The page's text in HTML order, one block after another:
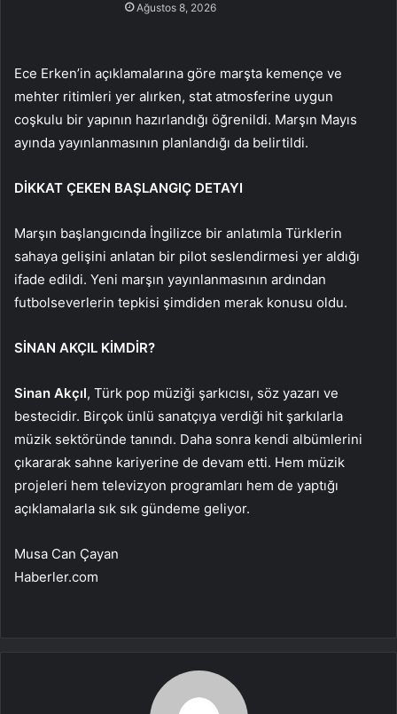
Ağustos 8, 2026
Ece Erken’in açıklamalarına göre marşta kemençe ve
mehter ritimleri yer alırken, stat atmosferine uygun
coşkulu bir yapının hazırlandığı öğrenildi. Marşın Mayıs
ayında yayınlanmasının planlandığı da belirtildi.
DİKKAT ÇEKEN BAŞLANGIÇ DETAYI
Marşın başlangıcında İngilizce bir anlatımla Türklerin
sahaya gelişini anlatan bir pilot seslendirmesi yer aldığı
ifade edildi. Yeni marşın yayınlanmasının ardından
futbolseverlerin tepkisi şimdiden merak konusu oldu.
SİNAN AKÇIL KİMDİR?
Sinan Akçıl, Türk pop müziği şarkıcısı, söz yazarı ve
bestecidir. Birçok ünlü sanatçıya verdiği hit şarkılarla
müzik sektöründe tanındı. Daha sonra kendi albümlerini
çıkararak sahne kariyerine de devam etti. Hem müzik
projeleri hem televizyon programları hem de yaptığı
açıklamalarla sık sık gündeme geliyor.
Musa Can Çayan
Haberler.com